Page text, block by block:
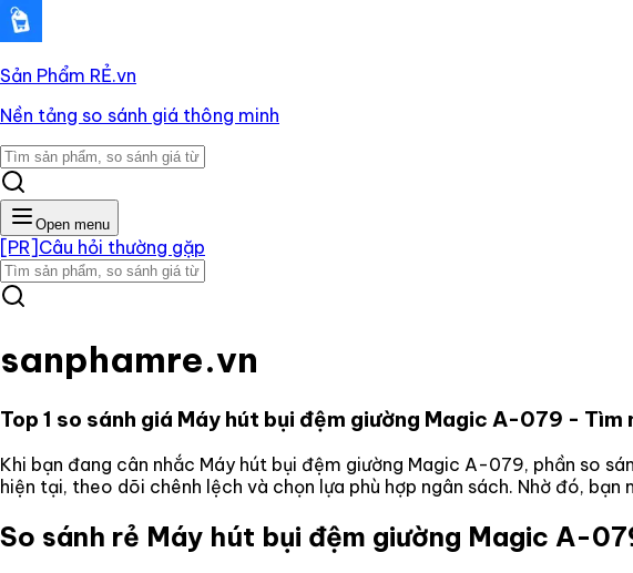
Sản Phẩm RẺ.vn
Nền tảng so sánh giá thông minh
Open menu
[PR] Câu hỏi thường gặp
sanphamre.vn
Top 1 so sánh giá Máy hút bụi đệm giường Magic A-079 - Tìm
Khi bạn đang cân nhắc Máy hút bụi đệm giường Magic A-079, phần so
hiện tại, theo dõi chênh lệch và chọn lựa phù hợp ngân sách. Nhờ đó, bạn
So sánh rẻ Máy hút bụi đệm giường Magic A-